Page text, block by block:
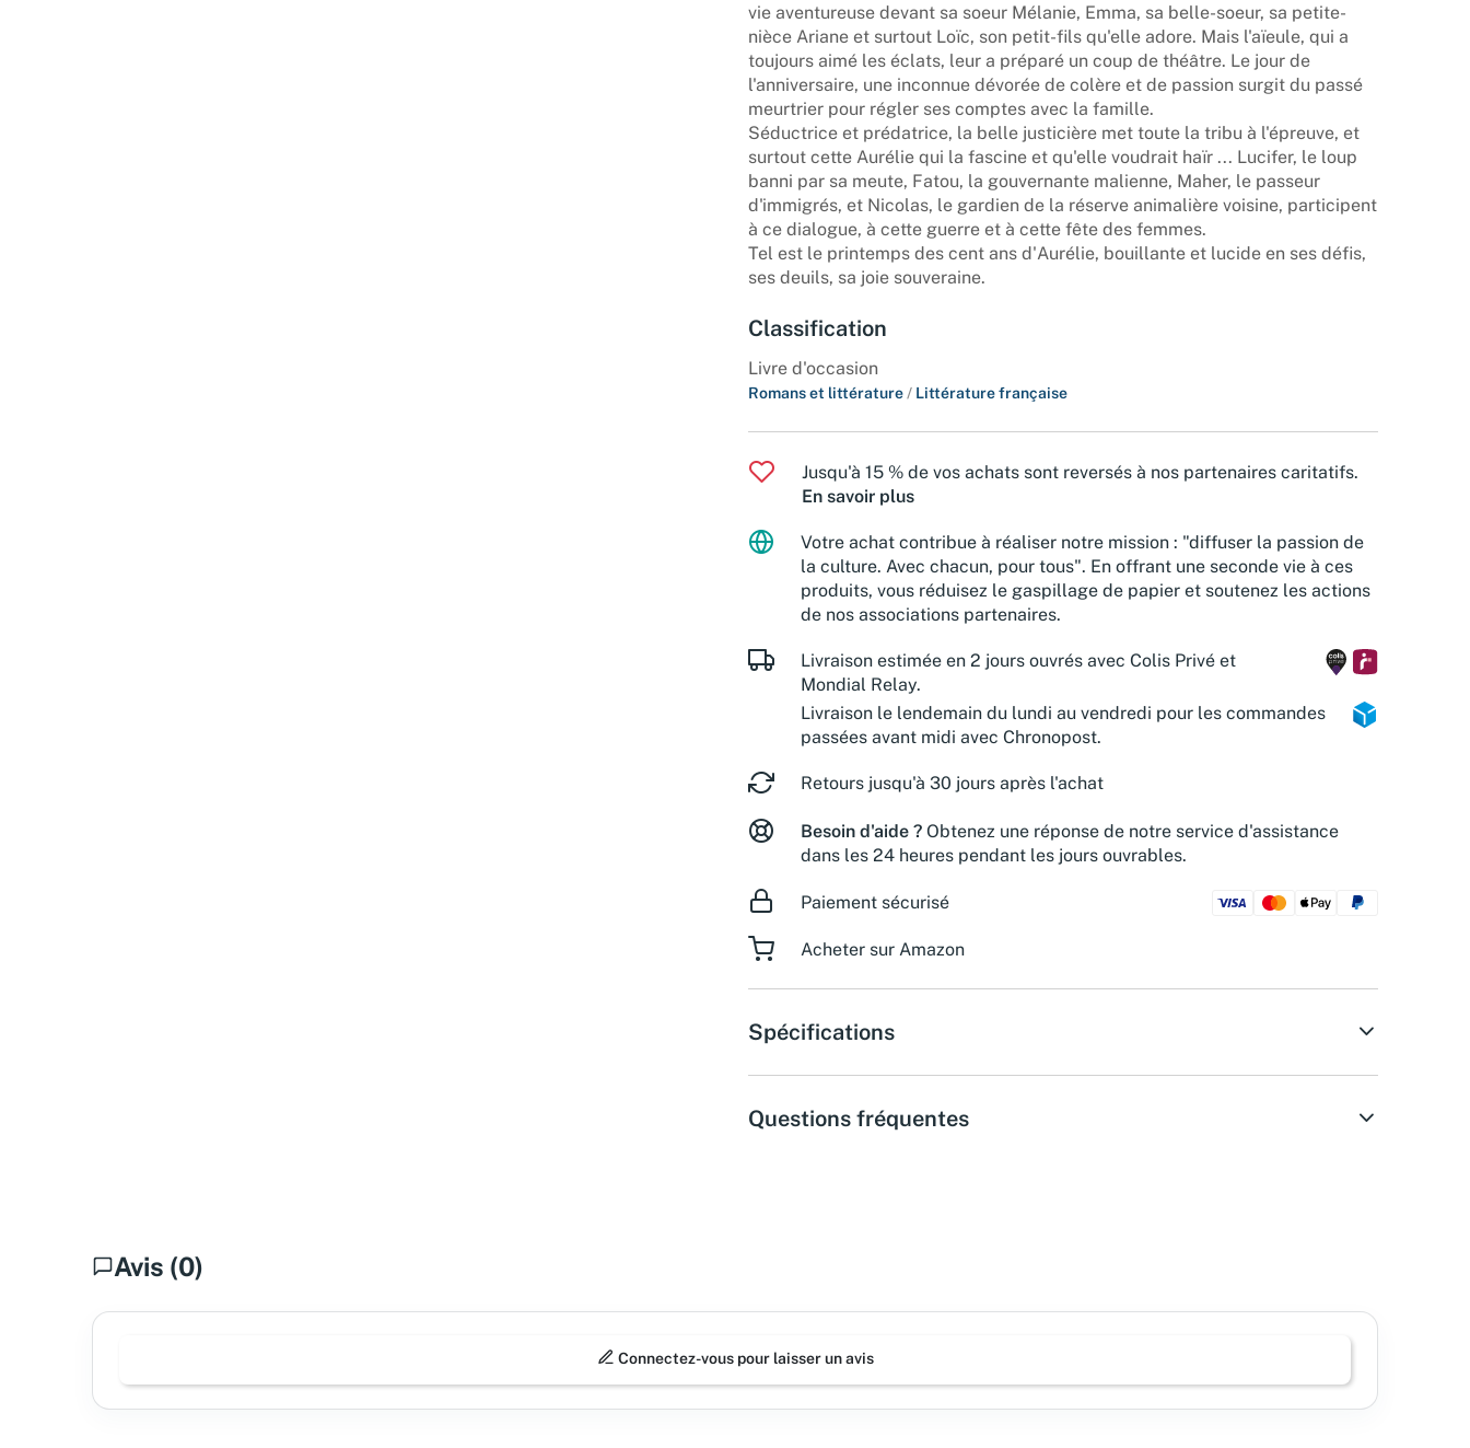
vie aventureuse devant sa soeur Mélanie, Emma, sa belle-soeur, sa petite-
nièce Ariane et surtout Loïc, son petit-fils qu'elle adore. Mais l'aïeule, qui a
toujours aimé les éclats, leur a préparé un coup de théâtre. Le jour de
l'anniversaire, une inconnue dévorée de colère et de passion surgit du passé
meurtrier pour régler ses comptes avec la famille.
Séductrice et prédatrice, la belle justicière met toute la tribu à l'épreuve, et
surtout cette Aurélie qui la fascine et qu'elle voudrait haïr ... Lucifer, le loup
banni par sa meute, Fatou, la gouvernante malienne, Maher, le passeur
d'immigrés, et Nicolas, le gardien de la réserve animalière voisine, participent
à ce dialogue, à cette guerre et à cette fête des femmes.
Tel est le printemps des cent ans d'Aurélie, bouillante et lucide en ses défis,
ses deuils, sa joie souveraine.
Classification
Livre d'occasion
Romans et littérature / Littérature française
Jusqu'à 15 % de vos achats sont reversés à nos partenaires caritatifs.
En savoir plus
Votre achat contribue à réaliser notre mission : "diffuser la passion de
la culture. Avec chacun, pour tous". En offrant une seconde vie à ces
produits, vous réduisez le gaspillage de papier et soutenez les actions
de nos associations partenaires.
Livraison estimée en 2 jours ouvrés avec Colis Privé et
Mondial Relay.
Livraison le lendemain du lundi au vendredi pour les commandes
passées avant midi avec Chronopost.
Retours jusqu'à 30 jours après l'achat
Besoin d'aide ? Obtenez une réponse de notre service d'assistance
dans les 24 heures pendant les jours ouvrables.
Paiement sécurisé
Acheter sur Amazon
Spécifications
Questions fréquentes
Avis (0)
Connectez-vous pour laisser un avis